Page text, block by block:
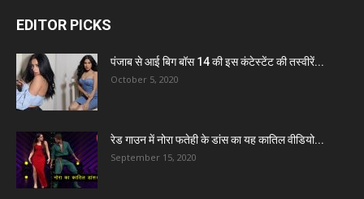
EDITOR PICKS
पंजाब से आई बिग बॉस 14 की इस कंटेस्टेंट की तस्वीरें...
October 5, 2020
रेड गाउन में नोरा फतेही के डांस का यह कातिल वीडियो...
September 15, 2020